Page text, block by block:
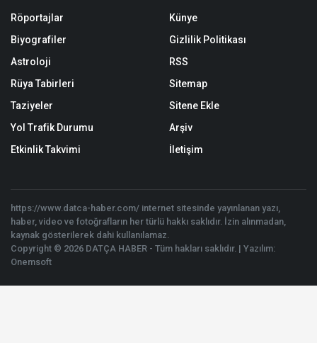
Röportajlar
Biyografiler
Astroloji
Rüya Tabirleri
Taziyeler
Yol Trafik Durumu
Etkinlik Takvimi
Künye
Gizlilik Politikası
RSS
Sitemap
Sitene Ekle
Arşiv
İletişim
https://www.datca-haber.com/ internet sitesinde yayınlanan yazı,
haber, video ve fotoğrafların her türlü hakkı saklıdır. İzin alınmadan,
kaynak gösterilerek dahi kullanılamaz.
Copyright © 2026 DATÇA HABER - Tüm hakları saklıdır. | Yazılım:
Onemsoft